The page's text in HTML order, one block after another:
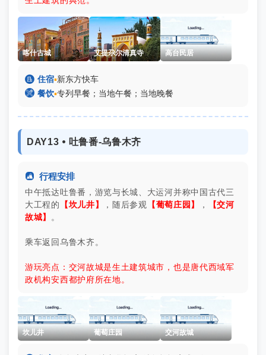
喀什古城 艾提尕尔清真寺 高台民居
 住宿▪新东方快车
 餐饮▪专列早餐；当地午餐；当地晚餐
DAY13 ⦁ 吐鲁番-乌鲁木齐
 行程安排
中午抵达吐鲁番，游览与长城、大运河并称中国古代三
大工程的
【坎儿井】 ，随后参观 【葡萄庄园】 ，
【交河
故城】
。
乘车返回乌鲁木齐。
游玩亮点：交河故城是生土建筑城市，也是唐代西域军
政机构安西都护府所在地。
坎儿井 葡萄庄园 交河故城